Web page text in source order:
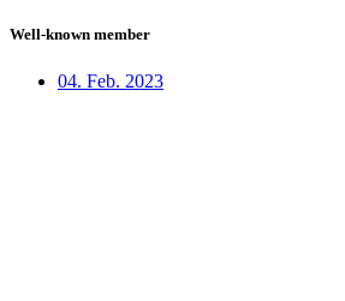
Well-known member
04. Feb. 2023